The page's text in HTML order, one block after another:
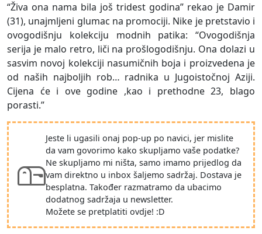
“Živa ona nama bila još tridest godina” rekao je Damir
(31), unajmljeni glumac na promociji. Nike je pretstavio i
ovogodišnju kolekciju modnih patika: “Ovogodišnja
serija je malo retro, liči na prošlogodišnju. Ona dolazi u
sasvim novoj kolekciji nasumičnih boja i proizvedena je
od naših najboljih rob… radnika u Jugoistočnoj Aziji.
Cijena će i ove godine ,kao i prethodne 23, blago
porasti.”
Jeste li ugasili onaj pop-up po navici, jer mislite
da vam govorimo kako skupljamo vaše podatke?
Ne skupljamo mi ništa, samo imamo prijedlog da
vam direktno u inbox šaljemo sadržaj. Dostava je
besplatna. Također razmatramo da ubacimo
dodatnog sadržaja u newsletter.
Možete se pretplatiti ovdje! :D